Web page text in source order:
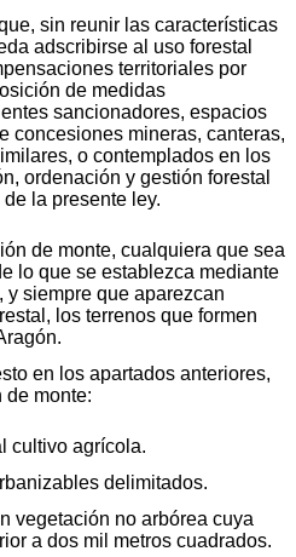
sin reunir las características
adscribirse al uso forestal
territoriales por
de medidas
sancionadores, espacios
concesiones mineras, canteras,
o contemplados en los
ordenación y gestión forestal
la presente ley.
de monte, cualquiera que sea
lo que se establezca mediante
siempre que aparezcan
los terrenos que formen
en los apartados anteriores,
de monte:
cultivo agrícola.
delimitados.
vegetación no arbórea cuya
a dos mil metros cuadrados.